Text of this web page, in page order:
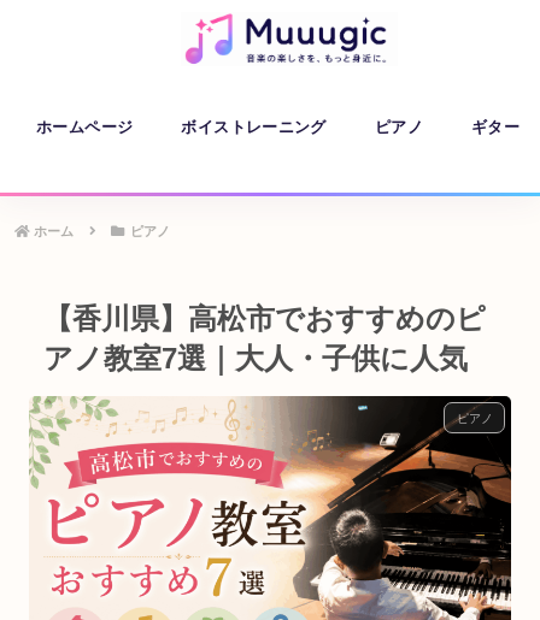
ホームページ ボイストレーニング ピアノ ギター
ホーム ピアノ
【香川県】高松市でおすすめのピ
アノ教室7選｜大人・子供に人気
ピアノ